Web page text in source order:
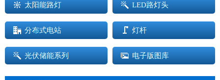
太阳能路灯 LED路灯头
分布式电站 灯杆
光伏储能系列 电子版图库